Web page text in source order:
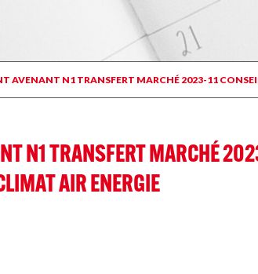
AVENANT N1 TRANSFERT MARCHÉ 2023-11
N1 TRANSFERT MARCHÉ
AIR ENERGIE